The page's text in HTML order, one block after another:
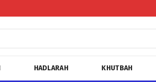
HADLARAH KHUTBAH